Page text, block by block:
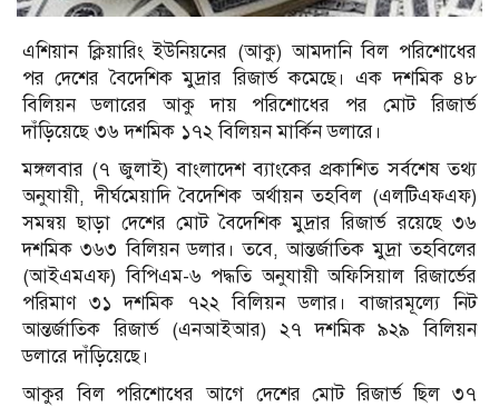
এশিয়ান ক্লিয়ারিং ইউনিয়নের (আকু) আমদানি বিল পরিশোধের
পর দেশের বৈদেশিক মুদ্রার রিজার্ভ কমেছে। এক দশমিক ৪৮
বিলিয়ন ডলারের আকু দায় পরিশোধের পর মোট রিজার্ভ
দাঁড়িয়েছে ৩৬ দশমিক ১৭২ বিলিয়ন মার্কিন ডলারে।
মঙ্গলবার (৭ জুলাই) বাংলাদেশ ব্যাংকের প্রকাশিত সর্বশেষ তথ্য
অনুযায়ী, দীর্ঘমেয়াদি বৈদেশিক অর্থায়ন তহবিল (এলটিএফএফ)
সমন্বয় ছাড়া দেশের মোট বৈদেশিক মুদ্রার রিজার্ভ রয়েছে ৩৬
দশমিক ৩৬৩ বিলিয়ন ডলার। তবে, আন্তর্জাতিক মুদ্রা তহবিলের
(আইএমএফ) বিপিএম-৬ পদ্ধতি অনুযায়ী অফিসিয়াল রিজার্ভের
পরিমাণ ৩১ দশমিক ৭২২ বিলিয়ন ডলার। বাজারমূল্যে নিট
আন্তর্জাতিক রিজার্ভ (এনআইআর) ২৭ দশমিক ৯২৯ বিলিয়ন
ডলারে দাঁড়িয়েছে।
আকুর বিল পরিশোধের আগে দেশের মোট রিজার্ভ ছিল ৩৭